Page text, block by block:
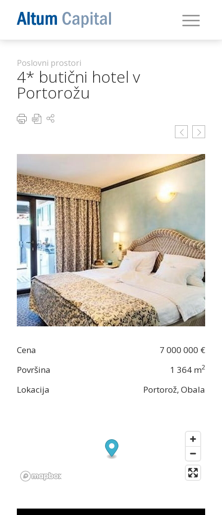
Poslovni prostori
4* butični hotel v
Portorožu
Cena
7 000 000 €
Površina
1 364 m2
Lokacija Portorož, Obala